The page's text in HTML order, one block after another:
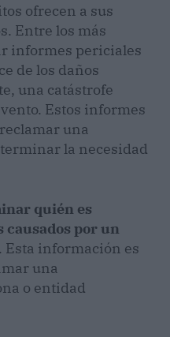
ofrecen a sus
Entre los más
informes periciales
de los daños
una catástrofe
Estos informes
una
la necesidad
quién es
causados por un
. Esta información es
una
o entidad